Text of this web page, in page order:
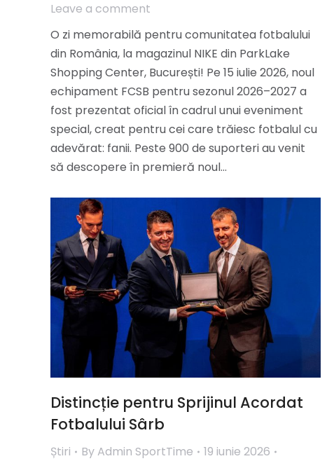
Leave a comment
O zi memorabilă pentru comunitatea fotbalului
din România, la magazinul NIKE din ParkLake
Shopping Center, București! Pe 15 iulie 2026, noul
echipament FCSB pentru sezonul 2026–2027 a
fost prezentat oficial în cadrul unui eveniment
special, creat pentru cei care trăiesc fotbalul cu
adevărat: fanii. Peste 900 de suporteri au venit
să descopere în premieră noul…
Distincție pentru Sprijinul Acordat
Fotbalului Sârb
Știri By Admin SportTime
19 iunie 2026